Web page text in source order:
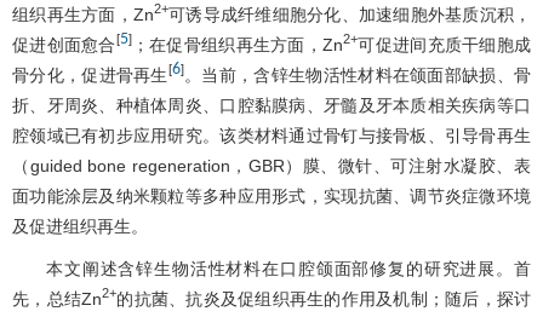
组织再生方面，Zn2+可诱导成纤维细胞分化、加速细胞外基质沉积，
促进创面愈合 [5]；在促骨组织再生方面，Zn2+可促进间充质干细胞成
骨分化，促进骨再生 [6]。当前，含锌生物活性材料在颌面部缺损、骨
折、牙周炎、种植体周炎、口腔黏膜病、牙髓及牙本质相关疾病等口
腔领域已有初步应用研究。该类材料通过骨钉与接骨板、引导骨再生
（guided bone regeneration，GBR）膜、微针、可注射水凝胶、表
面功能涂层及纳米颗粒等多种应用形式，实现抗菌、调节炎症微环境
及促进组织再生。
本文阐述含锌生物活性材料在口腔颌面部修复的研究进展。首
先，总结Zn2+的抗菌、抗炎及促组织再生的作用及机制；随后，探讨